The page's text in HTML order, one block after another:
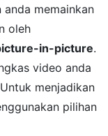
anda memainkan
oleh
in-picture.
video anda
menjadikan
pilihan